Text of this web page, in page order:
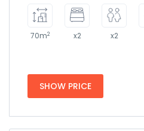
70m2 x2 x2
SHOW PRICE